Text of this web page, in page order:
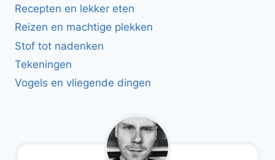
Recepten en lekker eten
Reizen en machtige plekken
Stof tot nadenken
Tekeningen
Vogels en vliegende dingen